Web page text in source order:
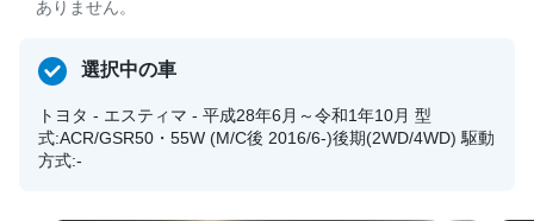
ありません。
選択中の車
トヨタ - エスティマ - 平成28年6月～令和1年10月 型
式:ACR/GSR50・55W (M/C後 2016/6-)後期(2WD/4WD) 駆動
方式:-